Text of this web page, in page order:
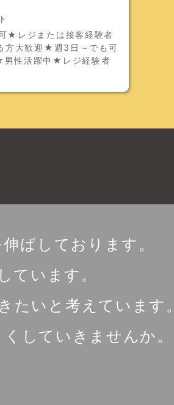
★レジまたは接客経験者
大歓迎★週3日～でも可
性活躍中★レジ経験者
ばしております。
ています。
たいと考えています。
していきませんか。